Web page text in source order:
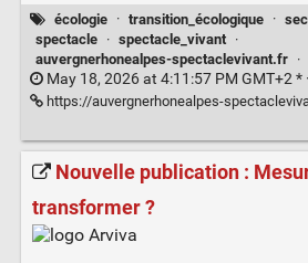
écologie · transition_écologique ·
spectacle
· spectacle_vivant
·
auvergnerhonealpes-spectaclevivant.fr
·
May 18, 2026 at 4:11:57 PM GMT+2 * ·
https://auvergnerhonealpes-spectaclevivant.fr/ressources/
Nouvelle publication :
transformer ?